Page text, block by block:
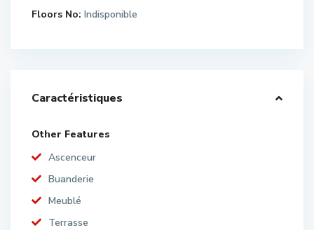
Floors No: Indisponible
Caractéristiques
Other Features
Ascenceur
Buanderie
Meublé
Terrasse